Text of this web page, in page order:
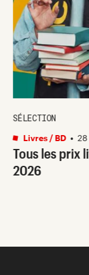
Tous les prix
2026
SÉLECTION
Livres / BD •